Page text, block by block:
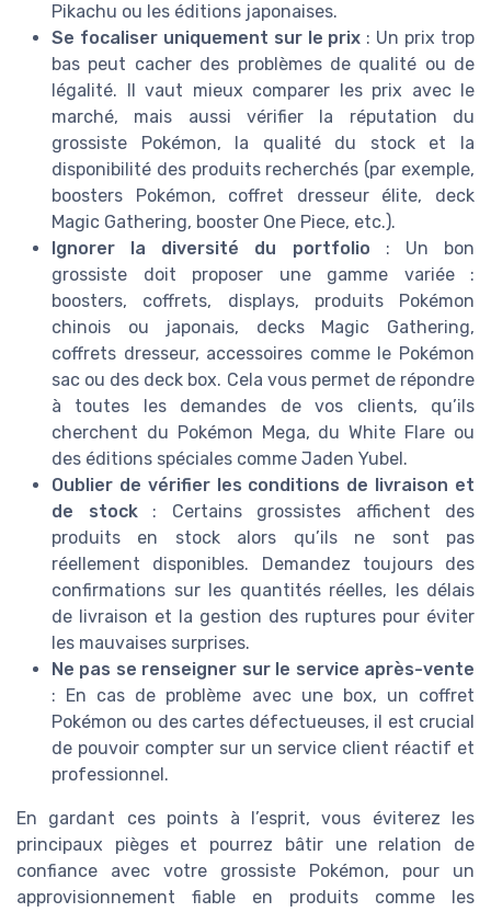
Pikachu ou les éditions japonaises.
Se focaliser uniquement sur le prix : Un prix trop
bas peut cacher des problèmes de qualité ou de
légalité. Il vaut mieux comparer les prix avec le
marché, mais aussi vérifier la réputation du
grossiste Pokémon, la qualité du stock et la
disponibilité des produits recherchés (par exemple,
boosters Pokémon, coffret dresseur élite, deck
Magic Gathering, booster One Piece, etc.).
Ignorer la diversité du portfolio : Un bon
grossiste doit proposer une gamme variée :
boosters, coffrets, displays, produits Pokémon
chinois ou japonais, decks Magic Gathering,
coffrets dresseur, accessoires comme le Pokémon
sac ou des deck box. Cela vous permet de répondre
à toutes les demandes de vos clients, qu’ils
cherchent du Pokémon Mega, du White Flare ou
des éditions spéciales comme Jaden Yubel.
Oublier de vérifier les conditions de livraison et
de stock: Certains grossistes affichent des
produits en stock alors qu’ils ne sont pas
réellement disponibles. Demandez toujours des
confirmations sur les quantités réelles, les délais
de livraison et la gestion des ruptures pour éviter
les mauvaises surprises.
Ne pas se renseigner sur le service après-vente
: En cas de problème avec une box, un coffret
Pokémon ou des cartes défectueuses, il est crucial
de pouvoir compter sur un service client réactif et
professionnel.
En gardant ces points à l’esprit, vous éviterez les
principaux pièges et pourrez bâtir une relation de
confiance avec votre grossiste Pokémon, pour un
approvisionnement fiable en produits comme les